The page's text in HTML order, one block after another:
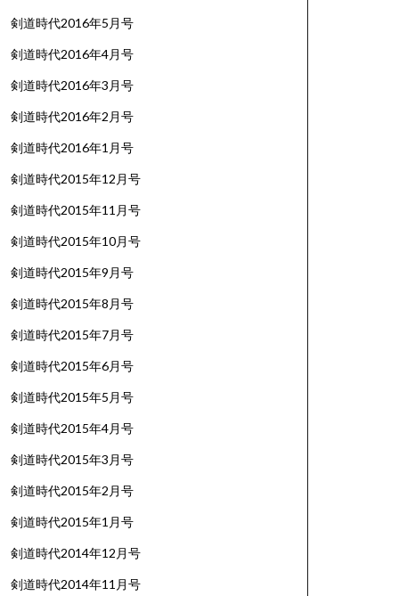
剣道時代2016年5月号
剣道時代2016年4月号
剣道時代2016年3月号
剣道時代2016年2月号
剣道時代2016年1月号
剣道時代2015年12月号
剣道時代2015年11月号
剣道時代2015年10月号
剣道時代2015年9月号
剣道時代2015年8月号
剣道時代2015年7月号
剣道時代2015年6月号
剣道時代2015年5月号
剣道時代2015年4月号
剣道時代2015年3月号
剣道時代2015年2月号
剣道時代2015年1月号
剣道時代2014年12月号
剣道時代2014年11月号